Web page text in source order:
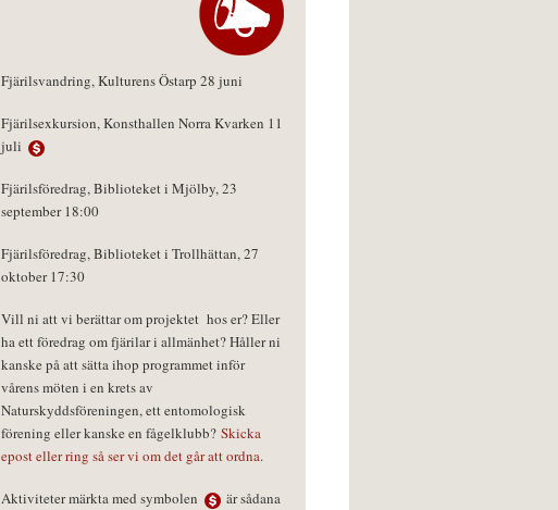
Fjärilsvandring, Kulturens Östarp 28 juni
Fjärilsexkursion, Konsthallen Norra Kvarken 11
juli
Fjärilsföredrag, Biblioteket i Mjölby, 23
september 18:00
Fjärilsföredrag, Biblioteket i Trollhättan, 27
oktober 17:30
Vill ni att vi berättar om projektet hos er? Eller
ha ett föredrag om fjärilar i allmänhet? Håller ni
kanske på att sätta ihop programmet inför
vårens möten i en krets av
Naturskyddsföreningen, ett entomologisk
förening eller kanske en fågelklubb? Skicka
epost eller ring så ser vi om det går att ordna.
Aktiviteter märkta med symbolen
är sådana